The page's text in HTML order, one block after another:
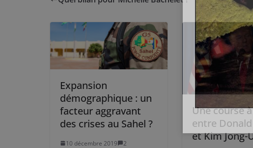
Expansion
démographique : un
facteur aggravant
des crises au Sahel ?
10 décembre 2019 2
Une course
entre
et Kim Jong-